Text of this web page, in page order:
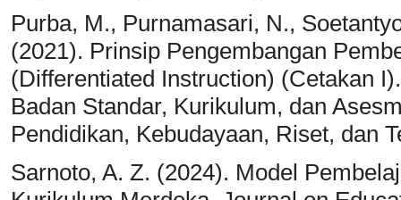
Purba, M., Purnamasari, N.,
(2021). Prinsip Pengembangan
(Differentiated Instruction) (Cetakan
Badan Standar, Kurikulum, dan
Pendidikan, Kebudayaan, Riset, dan
Sarnoto, A. Z. (2024). Model